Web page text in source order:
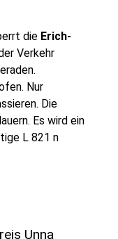
die Erich-
Verkehr
Nur
Die
Es wird ein
L 821 n
Unna